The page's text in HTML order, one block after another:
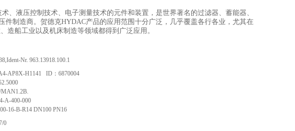
、液压控制技术、电子测量技术的元件和装置，是世界著名的过滤器、蓄能器、
制造商。贺德克HYDAC产品的应用范围十分广泛，几乎覆盖各行各业，尤其在
造船工业以及机床制造等领域都得到广泛应用。
Nr. 963.13918.100.1
AP8X-H1141 ID：6870004
MAN1.2B.
A-400-000
16-B-R14 DN100 PN16
0